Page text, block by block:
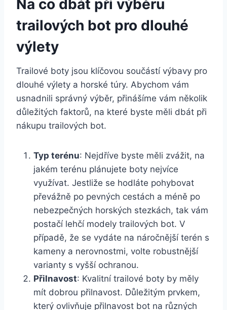
Na co dbát při výběru
trailových bot pro dlouhé
výlety
Trailové ‍boty ​jsou klíčovou součástí‍ výbavy pro
dlouhé výlety a horské túry. Abychom vám
usnadnili správný výběr, přinášíme vám několik⁢
důležitých faktorů,‌ na které byste měli dbát při
nákupu trailových bot.
Typ‌ terénu: Nejdříve byste ⁢měli ⁢zvážit, na
‍jakém terénu plánujete boty nejvíce
využívat. Jestliže se hodláte pohybovat
převážně po pevných ⁣cestách a ⁢méně‌ po
nebezpečných horských stezkách, tak vám
postačí lehčí modely trailových bot. V
případě, že ⁤se⁤ vydáte na náročnější⁣ terén s
kameny ‍a nerovnostmi, volte robustnější
varianty ‍s vyšší ochranou.
Přilnavost: Kvalitní ​trailové boty⁤ by měly
mít dobrou přilnavost.‌ Důležitým prvkem,
který ovlivňuje přilnavost​ bot na různých